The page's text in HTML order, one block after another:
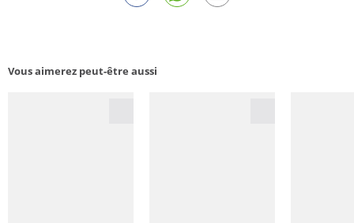
Vous aimerez peut-être aussi